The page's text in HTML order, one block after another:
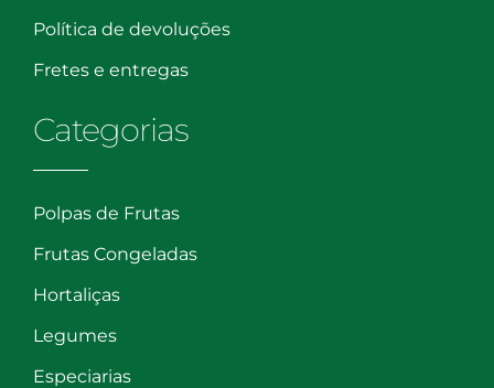
Política de devoluções
Fretes e entregas
Categorias
Polpas de Frutas
Frutas Congeladas
Hortaliças
Legumes
Especiarias